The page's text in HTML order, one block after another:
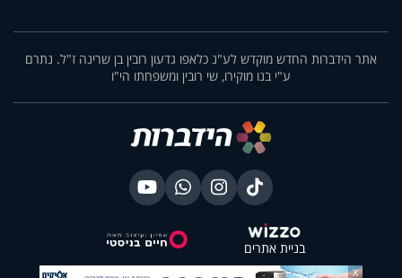
אתר הידברות החדש מוקדש לע"נ כלאפו גדעון רובין בן שרינה ז"ל. נתרם
ע"י בנו מוקירו, שי רובין ומשפחתו הי"ו
בניית אתרים
X